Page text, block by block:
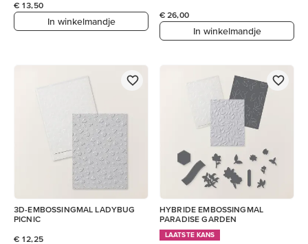
€ 13,50
In winkelmandje
€ 26,00
In winkelmandje
3D-EMBOSSINGMAL LADYBUG
PICNIC
€ 12,25
HYBRIDE EMBOSSINGMAL
PARADISE GARDEN
LAATSTE KANS